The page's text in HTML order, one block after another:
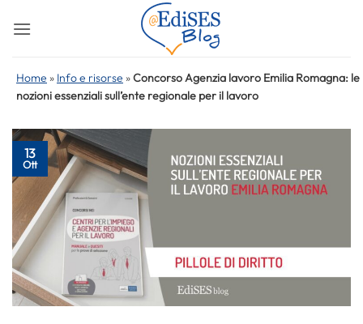
Home » Info e risorse »Concorso Agenzia lavoro Emilia Romagna: le
nozioni essenziali sull’ente regionale per il lavoro
13
Ott